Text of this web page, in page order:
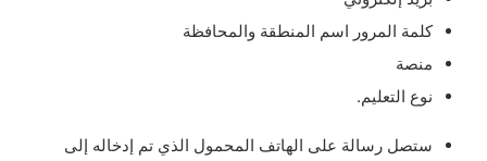
كلمة المرور اسم المنطقة والمحافظة
منصة
نوع التعليم.
ستصل رسالة على الهاتف المحمول الذي تم إدخاله إلى